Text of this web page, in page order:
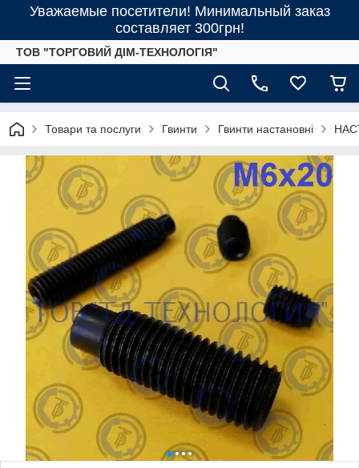
Уважаемые посетители! Минимальный заказ
составляет 300грн!
ТОВ "ТОРГОВИЙ ДІМ-ТЕХНОЛОГІЯ"
Товари та послуги Гвинти Гвинти настановні